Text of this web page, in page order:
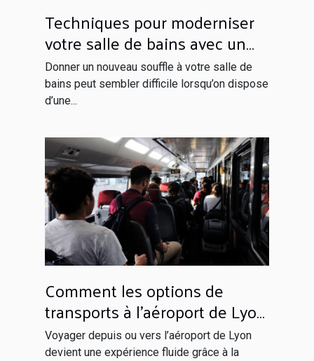
Techniques pour moderniser
votre salle de bains avec un
budget limité
Donner un nouveau souffle à votre salle de
bains peut sembler difficile lorsqu’on dispose
d’une...
Comment les options de
transports à l’aéroport de Lyon
facilitent votre voyage ?
Voyager depuis ou vers l’aéroport de Lyon
devient une expérience fluide grâce à la